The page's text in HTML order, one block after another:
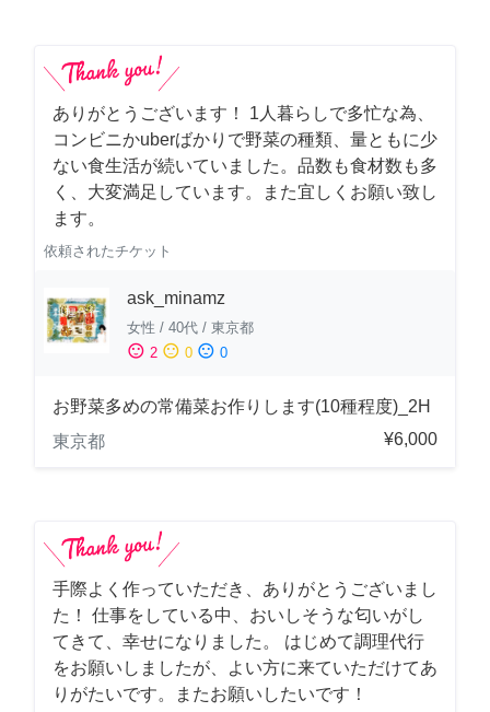
ありがとうございます！ 1人暮らしで多忙な為、
コンビニかuberばかりで野菜の種類、量ともに少
ない食生活が続いていました。品数も食材数も多
く、大変満足しています。また宜しくお願い致し
ます。
依頼されたチケット
ask_minamz
女性 / 40代 / 東京都
sentiment_satisfied 2 sentiment_neutral 0 sentiment_dissatisfied 0
お野菜多めの常備菜お作りします(10種程度)_2H
東京都
¥6,000
手際よく作っていただき、ありがとうございまし
た！ 仕事をしている中、おいしそうな匂いがし
てきて、幸せになりました。 はじめて調理代行
をお願いしましたが、よい方に来ていただけてあ
りがたいです。またお願いしたいです！